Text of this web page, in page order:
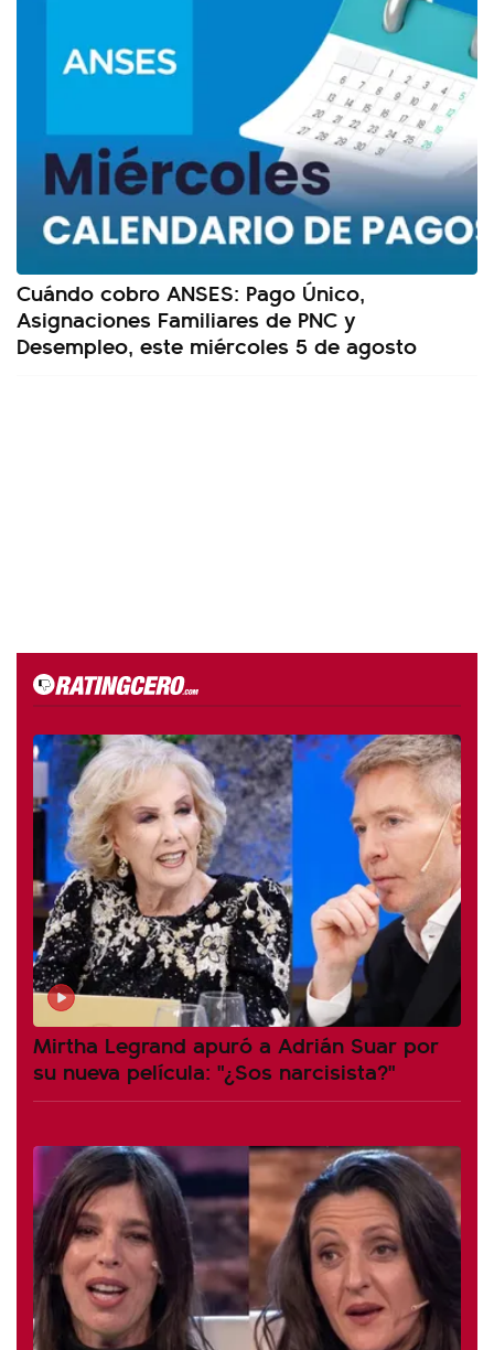
Cuándo cobro ANSES: Pago Único,
Asignaciones Familiares de PNC y
Desempleo, este miércoles 5 de agosto
Mirtha Legrand apuró a Adrián Suar por
su nueva película: "¿Sos narcisista?"